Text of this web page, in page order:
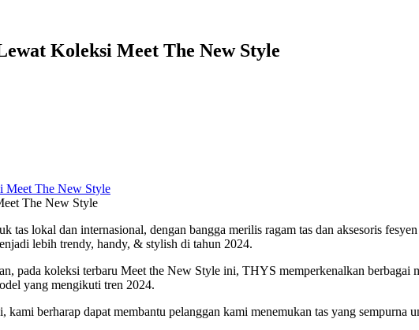
Koleksi Meet The New Style
The New Style
tas lokal dan internasional, dengan bangga merilis ragam tas dan aksesoris
lebih trendy, handy, & stylish di tahun 2024.
pada koleksi terbaru Meet the New Style ini, THYS memperkenalkan berbagai
yang mengikuti tren 2024.
berharap dapat membantu pelanggan kami menemukan tas yang sempurna